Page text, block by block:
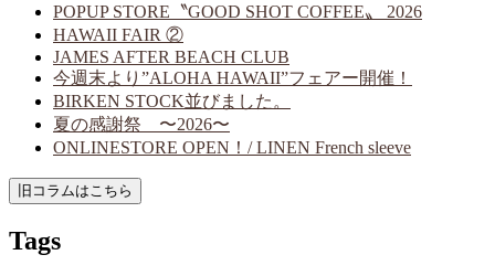
POPUP STORE〝GOOD SHOT COFFEE〟 2026
HAWAII FAIR ②
JAMES AFTER BEACH CLUB
今週末より”ALOHA HAWAII”フェアー開催！
BIRKEN STOCK並びました。
夏の感謝祭 〜2026〜
ONLINESTORE OPEN！/ LINEN French sleeve
Tags